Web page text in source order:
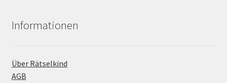
Informationen
Über Rätselkind
AGB